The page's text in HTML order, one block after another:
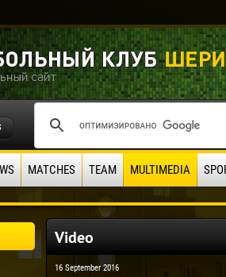
MATCHES TEAM MULTIMEDIA
Video
16 September 2016